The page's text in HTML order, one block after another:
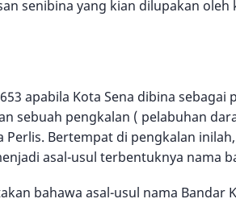
senibina yang kian dilupakan
apabila Kota Sena dibina
sebuah pengkalan ( pelabuhan
Bertempat di pengkalan
asal-usul terbentuknya nama
bahawa asal-usul nama